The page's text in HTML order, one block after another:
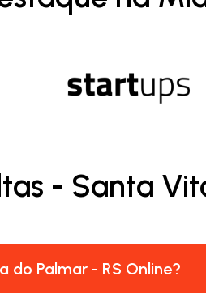
- Santa
do Palmar - RS Online?